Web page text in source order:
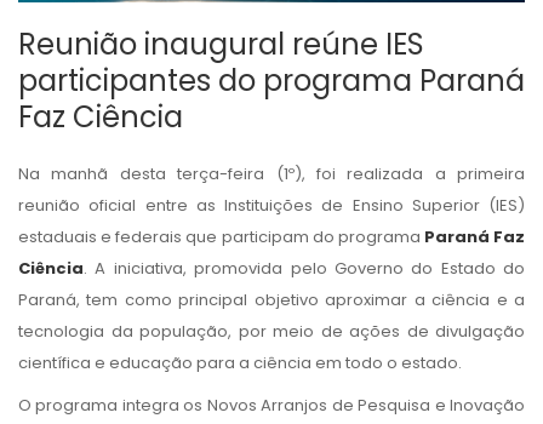
Reunião inaugural reúne IES
participantes do programa Paraná
Faz Ciência
Na manhã desta terça-feira (1º), foi realizada a primeira
reunião oficial entre as Instituições de Ensino Superior (IES)
estaduais e federais que participam do programa Paraná Faz
Ciência. A iniciativa, promovida pelo Governo do Estado do
Paraná, tem como principal objetivo aproximar a ciência e a
tecnologia da população, por meio de ações de divulgação
científica e educação para a ciência em todo o estado.
O programa integra os Novos Arranjos de Pesquisa e Inovação